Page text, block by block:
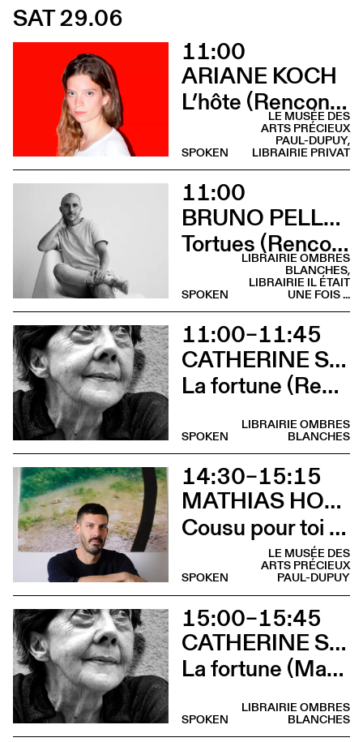
SAT 29.06
11:00
ARIANE KOCH
L’hôte (Rencontre - Librairie Privat)
LE MUSÉE DES
ARTS PRÉCIEUX
PAUL-DUPUY,
LIBRAIRIE PRIVAT
SPOKEN
11:00
BRUNO PELLEGRINO
Tortues (Rencontre - Librairie Ombres Blanches)
LIBRAIRIE OMBRES
BLANCHES,
LIBRAIRIE IL ÉTAIT
UNE FOIS ...
SPOKEN
11:00–11:45
CATHERINE SAFONOFF
La fortune (Rencontre)
LIBRAIRIE OMBRES
BLANCHES
SPOKEN
14:30–15:15
MATHIAS HOWALD
Cousu pour toi (Rencontre avec Mathias Chaillot, Tom Crewe et Mathias Howald)
LE MUSÉE DES
ARTS PRÉCIEUX
PAUL-DUPUY
SPOKEN
15:00–15:45
CATHERINE SAFONOFF
La fortune (Marie Bunel lit La fortune de Catherine Safonoff)
LIBRAIRIE OMBRES
BLANCHES
SPOKEN